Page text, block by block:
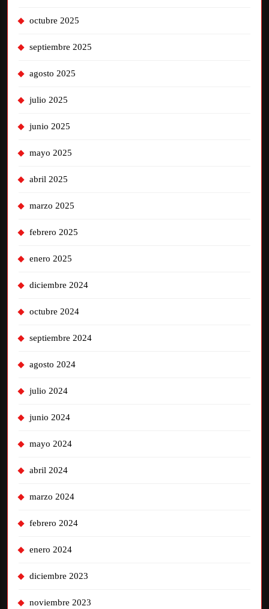
octubre 2025
septiembre 2025
agosto 2025
julio 2025
junio 2025
mayo 2025
abril 2025
marzo 2025
febrero 2025
enero 2025
diciembre 2024
octubre 2024
septiembre 2024
agosto 2024
julio 2024
junio 2024
mayo 2024
abril 2024
marzo 2024
febrero 2024
enero 2024
diciembre 2023
noviembre 2023